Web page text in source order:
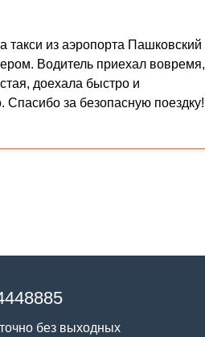
такси из аэропорта Пашковский
Водитель приехал вовремя,
доехала быстро и
Спасибо за безопасную поездку!
без выходных